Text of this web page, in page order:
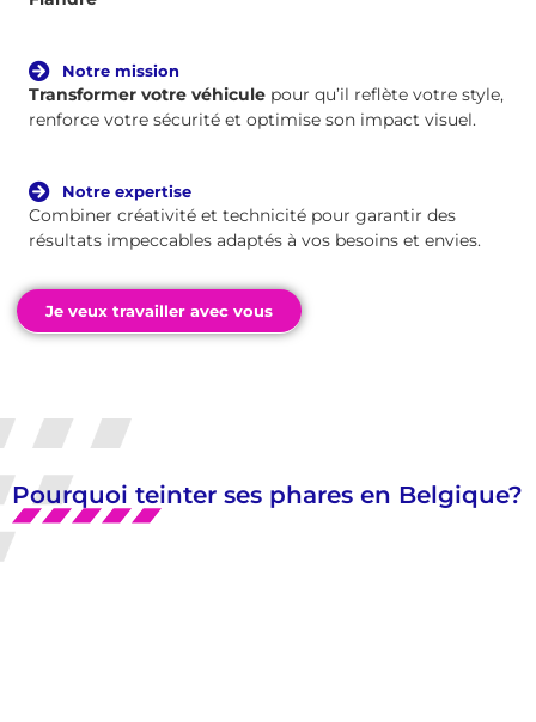
Notre mission
Transformer votre véhicule pour qu’il reflète votre style,
renforce votre sécurité et optimise son impact visuel.
Notre expertise
Combiner créativité et technicité pour garantir des
résultats impeccables adaptés à vos besoins et envies.
Je veux travailler avec vous
Pourquoi teinter ses phares en Belgique?